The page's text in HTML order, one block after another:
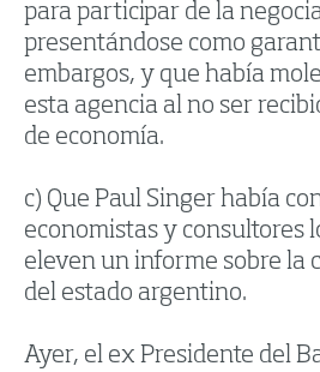
para participar de la
presentándose como
embargos, y que había
esta agencia al no ser
de economía.
c) Que Paul Singer había
economistas y consultores
eleven un informe sobre la
del estado argentino.
Ayer, el ex Presidente del